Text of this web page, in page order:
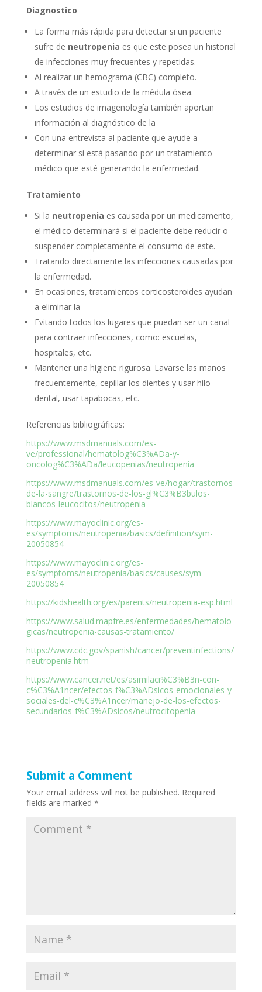
Diagnostico
La forma más rápida para detectar si un paciente
sufre de neutropenia es que este posea un historial
de infecciones muy frecuentes y repetidas.
Al realizar un hemograma (CBC) completo.
A través de un estudio de la médula ósea.
Los estudios de imagenología también aportan
información al diagnóstico de la
Con una entrevista al paciente que ayude a
determinar si está pasando por un tratamiento
médico que esté generando la enfermedad.
Tratamiento
Si la neutropenia es causada por un medicamento,
el médico determinará si el paciente debe reducir o
suspender completamente el consumo de este.
Tratando directamente las infecciones causadas por
la enfermedad.
En ocasiones, tratamientos corticosteroides ayudan
a eliminar la
Evitando todos los lugares que puedan ser un canal
para contraer infecciones, como: escuelas,
hospitales, etc.
Mantener una higiene rigurosa. Lavarse las manos
frecuentemente, cepillar los dientes y usar hilo
dental, usar tapabocas, etc.
Referencias bibliográficas:
https://www.msdmanuals.com/es-
ve/professional/hematolog%C3%ADa-y-
oncolog%C3%ADa/leucopenias/neutropenia
https://www.msdmanuals.com/es-ve/hogar/trastornos-
de-la-sangre/trastornos-de-los-gl%C3%B3bulos-
blancos-leucocitos/neutropenia
https://www.mayoclinic.org/es-
es/symptoms/neutropenia/basics/definition/sym-
20050854
https://www.mayoclinic.org/es-
es/symptoms/neutropenia/basics/causes/sym-
20050854
https://kidshealth.org/es/parents/neutropenia-esp.html
https://www.salud.mapfre.es/enfermedades/hematolo
gicas/neutropenia-causas-tratamiento/
https://www.cdc.gov/spanish/cancer/preventinfections/
neutropenia.htm
https://www.cancer.net/es/asimilaci%C3%B3n-con-
c%C3%A1ncer/efectos-f%C3%ADsicos-emocionales-y-
sociales-del-c%C3%A1ncer/manejo-de-los-efectos-
secundarios-f%C3%ADsicos/neutrocitopenia
Submit a Comment
Your email address will not be published. Required
fields are marked *